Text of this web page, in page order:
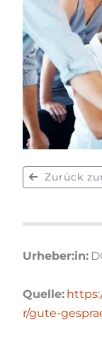
Zurück
Urheber:in:
Quelle:
r/gute-